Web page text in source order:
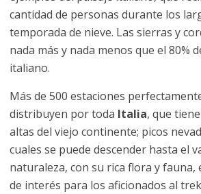
cantidad de personas durante los
temporada de nieve. Las sierras y
nada más y nada menos que el 80%
italiano.
Más de 500 estaciones
distribuyen por toda Italia, que
altas del viejo continente; picos
cuales se puede descender hasta el
naturaleza, con su rica flora y fauna,
de interés para los aficionados al